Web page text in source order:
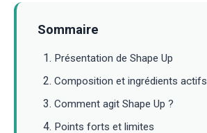
Sommaire
Présentation de Shape Up
Composition et ingrédients actifs
Comment agit Shape Up ?
Points forts et limites